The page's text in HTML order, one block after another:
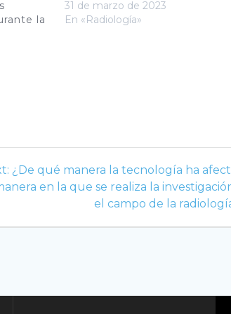
la
31 de marzo de 2023
En «Radiología»
Next
post:
¿De qué manera la tecnología ha
en la que se realiza la
el campo de la